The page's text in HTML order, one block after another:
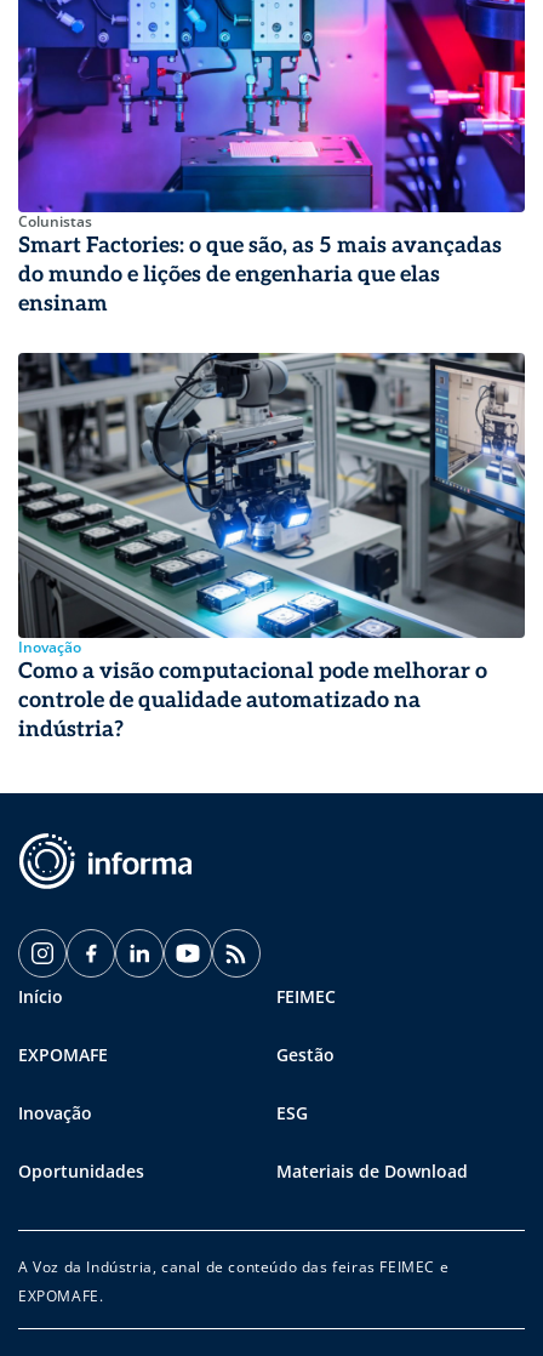
Colunistas
Smart Factories: o que são, as 5 mais avançadas
do mundo e lições de engenharia que elas
ensinam
Inovação
Como a visão computacional pode melhorar o
controle de qualidade automatizado na
indústria?
Início FEIMEC
EXPOMAFE Gestão
Inovação ESG
Oportunidades Materiais de Download
A Voz da Indústria, canal de conteúdo das feiras FEIMEC e
EXPOMAFE.